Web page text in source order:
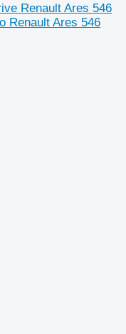
Renault Ares 546
Renault Ares 546